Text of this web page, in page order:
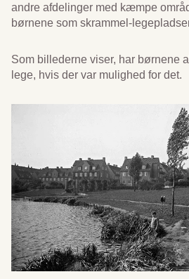
andre afdelinger med kæmpe
børnene som skrammel-
Som billederne viser, har børnene
lege, hvis der var mulighed for det.